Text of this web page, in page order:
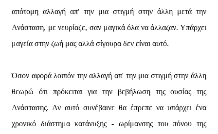
απότομη αλλαγή απ' την μια στιγμή στην άλλη μετά την
Ανάσταση, με νευρίαζε, σαν μαγικά όλα να άλλαζαν. Υπάρχει
μαγεία στην ζωή μας αλλά σίγουρα δεν είναι αυτό.
Όσον αφορά λοιπόν την αλλαγή απ' την μια στιγμή στην άλλη
θεωρώ ότι πρόκειται για την βεβήλωση της ουσίας της
Ανάστασης. Αν αυτό συνέβαινε θα έπρεπε να υπάρχει ένα
χρονικό διάστημα κατάνυξης - ωρίμανσης του πόνου της